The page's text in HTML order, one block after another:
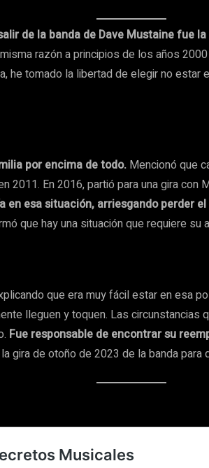
de la banda de Dave Mustaine fue la
razón a principios de los años
he tomado la libertad de elegir no estar
por encima de todo. Mencionó que
2011. En 2016, partió para una gira
en esa situación, arriesgando perder
que hay una situación que requiere
que era muy fácil estar en esa
lleguen y toquen. Las
Fue responsable de encontrar su
gira de otoño de 2023 de la banda para